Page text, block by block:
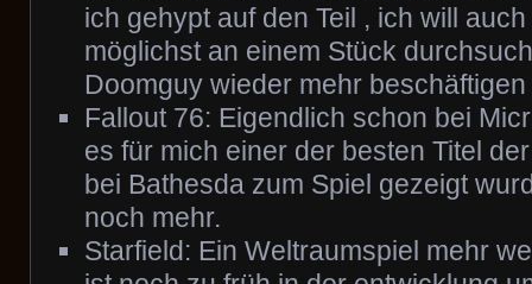
ich gehypt auf den Teil , ich will
möglichst an einem Stück
Doomguy wieder mehr beschäftigen
Fallout 76: Eigendlich schon bei
es für mich einer der besten Titel
bei Bathesda zum Spiel gezeigt
noch mehr.
Starfield: Ein Weltraumspiel mehr